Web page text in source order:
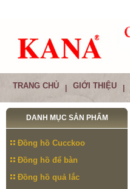
TRANG CHỦ GIỚI THIỆU
DANH MỤC SẢN PHẨM
Đồng hồ Cucckoo
Đồng hồ để bàn
Đồng hồ quả lắc